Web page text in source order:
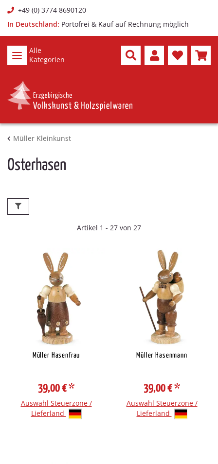
+49 (0) 3774 8690120
In Deutschland: Portofrei & Kauf auf Rechnung möglich
Alle
Kategorien
Müller Kleinkunst
Osterhasen
Artikel 1 - 27 von 27
Müller Hasenfrau
39,00 €*
Auswahl Steuerzone /
Lieferland
Müller Hasenmann
39,00 €*
Auswahl Steuerzone /
Lieferland